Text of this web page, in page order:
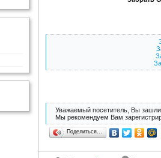
Уважаемый посетитель, Вы зашли
Мы рекомендуем Вам
Поделиться…